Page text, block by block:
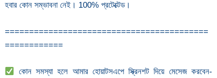
হবার কোন সম্ভাবনা নেই। 100% প্রটেক্টেড।
==========================================
============
কোন সমস্যা হলে আমার হোয়াটসএপে স্ক্রিনশট দিয়ে মেসেজ করবেন-